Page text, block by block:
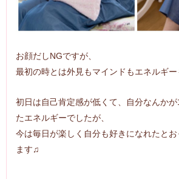
お顔だしNGですが、
最初の時とは外見もマインドもエネルギー
初日は自己肯定感が低くて、自分なんか
たエネルギーでしたが、
今は毎日が楽しく自分も好きになれたと
ます♫